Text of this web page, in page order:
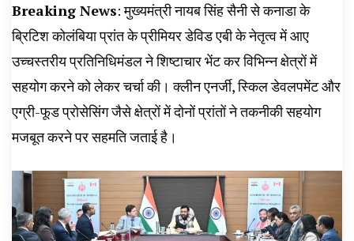
Breaking News: मुख्यमंत्री नायब सिंह सैनी से कनाडा के
ब्रिटिश कोलंबिया प्रांत के प्रीमियर डेविड एबी के नेतृत्व में आए
उच्चस्तरीय प्रतिनिधिमंडल ने शिष्टाचार भेंट कर विभिन्न क्षेत्रों में
सहयोग करने को लेकर चर्चा की। क्लीन एनर्जी, स्किल डेवलपमेंट और
एग्री-फूड प्रोसेसिंग जैसे क्षेत्रों में दोनों प्रांतों ने तकनीकी सहयोग
मजबूत करने पर सहमति जताई है।